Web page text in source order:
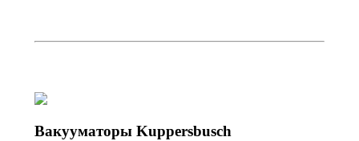
Вакууматоры Kuppersbusch